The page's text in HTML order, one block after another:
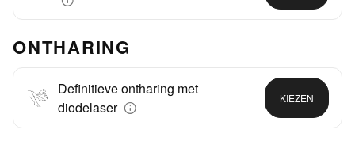
ONTHARING
Definitieve ontharing met
diodelaser
KIEZEN